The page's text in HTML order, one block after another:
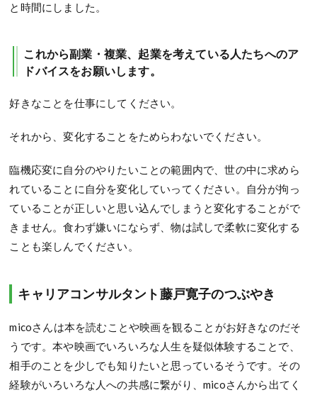
と時間にしました。
これから副業・複業、起業を考えている人たちへのア
ドバイスをお願いします。
好きなことを仕事にしてください。
それから、変化することをためらわないでください。
臨機応変に自分のやりたいことの範囲内で、世の中に求めら
れていることに自分を変化していってください。自分が拘っ
ていることが正しいと思い込んでしまうと変化することがで
きません。食わず嫌いにならず、物は試しで柔軟に変化する
ことも楽しんでください。
キャリアコンサルタント藤戸寛子のつぶやき
micoさんは本を読むことや映画を観ることがお好きなのだそ
うです。本や映画でいろいろな人生を疑似体験することで、
相手のことを少しでも知りたいと思っているそうです。その
経験がいろいろな人への共感に繋がり、micoさんから出てく